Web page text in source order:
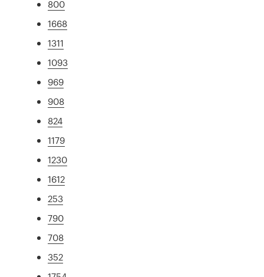
800
1668
1311
1093
969
908
824
1179
1230
1612
253
790
708
352